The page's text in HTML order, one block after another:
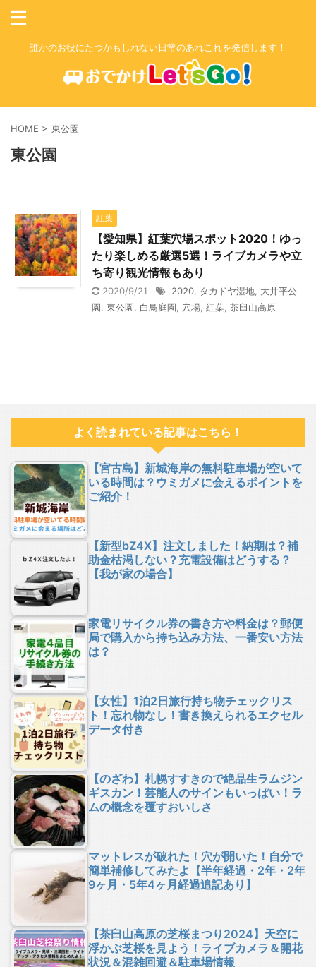
誰かのお役にたつかもしれない日常のあれこれを発信します！
HOME > 東公園
東公園
紅葉
【愛知県】紅葉穴場スポット2020！ゆっ
たり楽しめる厳選5選！ライブカメラや立
ち寄り観光情報もあり
2020/9/21 2020 タカドヤ湿地 大井平公
園 東公園 白鳥庭園 穴場 紅葉 茶臼山高原
よく読まれている記事はこちら！
【宮古島】新城海岸の無料駐車場が空いて
いる時間は？ウミガメに会えるポイントを
ご紹介！
【新型bZ4X】注文しました！納期は？補
助金枯渇しない？充電設備はどうする？
【我が家の場合】
家電リサイクル券の書き方や料金は？郵便
局で購入から持ち込み方法、一番安い方法
は？
【女性】1泊2日旅行持ち物チェックリス
ト！忘れ物なし！書き換えられるエクセル
データ付き
【のざわ】札幌すすきので絶品生ラムジン
ギスカン！芸能人のサインもいっぱい！ラ
ムの概念を覆すおいしさ
マットレスが破れた！穴が開いた！自分で
簡単補修してみたよ【半年経過・2年・2年
9ヶ月・5年4ヶ月経過追記あり】
【茶臼山高原の芝桜まつり2024】天空に
浮かぶ芝桜を見よう！ライブカメラ＆開花
状況＆混雑回避＆駐車場情報